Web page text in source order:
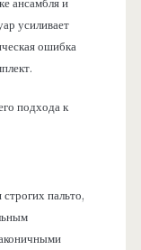
ансамбля и
усиливает
ошибка
подхода к
пальто,